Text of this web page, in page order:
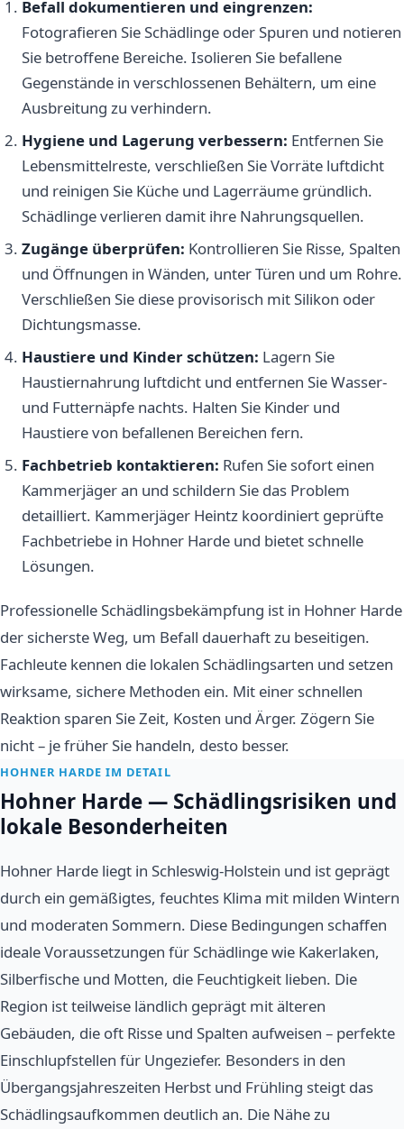
Befall dokumentieren und eingrenzen:
Fotografieren Sie Schädlinge oder Spuren und notieren
Sie betroffene Bereiche. Isolieren Sie befallene
Gegenstände in verschlossenen Behältern, um eine
Ausbreitung zu verhindern.
Hygiene und Lagerung verbessern: Entfernen Sie
Lebensmittelreste, verschließen Sie Vorräte luftdicht
und reinigen Sie Küche und Lagerräume gründlich.
Schädlinge verlieren damit ihre Nahrungsquellen.
Zugänge überprüfen: Kontrollieren Sie Risse, Spalten
und Öffnungen in Wänden, unter Türen und um Rohre.
Verschließen Sie diese provisorisch mit Silikon oder
Dichtungsmasse.
Haustiere und Kinder schützen: Lagern Sie
Haustiernahrung luftdicht und entfernen Sie Wasser-
und Futternäpfe nachts. Halten Sie Kinder und
Haustiere von befallenen Bereichen fern.
Fachbetrieb kontaktieren: Rufen Sie sofort einen
Kammerjäger an und schildern Sie das Problem
detailliert. Kammerjäger Heintz koordiniert geprüfte
Fachbetriebe in Hohner Harde und bietet schnelle
Lösungen.
Professionelle Schädlingsbekämpfung ist in Hohner Harde
der sicherste Weg, um Befall dauerhaft zu beseitigen.
Fachleute kennen die lokalen Schädlingsarten und setzen
wirksame, sichere Methoden ein. Mit einer schnellen
Reaktion sparen Sie Zeit, Kosten und Ärger. Zögern Sie
nicht – je früher Sie handeln, desto besser.
HOHNER HARDE IM DETAIL
Hohner Harde — Schädlingsrisiken und
lokale Besonderheiten
Hohner Harde liegt in Schleswig-Holstein und ist geprägt
durch ein gemäßigtes, feuchtes Klima mit milden Wintern
und moderaten Sommern. Diese Bedingungen schaffen
ideale Voraussetzungen für Schädlinge wie Kakerlaken,
Silberfische und Motten, die Feuchtigkeit lieben. Die
Region ist teilweise ländlich geprägt mit älteren
Gebäuden, die oft Risse und Spalten aufweisen – perfekte
Einschlupfstellen für Ungeziefer. Besonders in den
Übergangsjahreszeiten Herbst und Frühling steigt das
Schädlingsaufkommen deutlich an. Die Nähe zu